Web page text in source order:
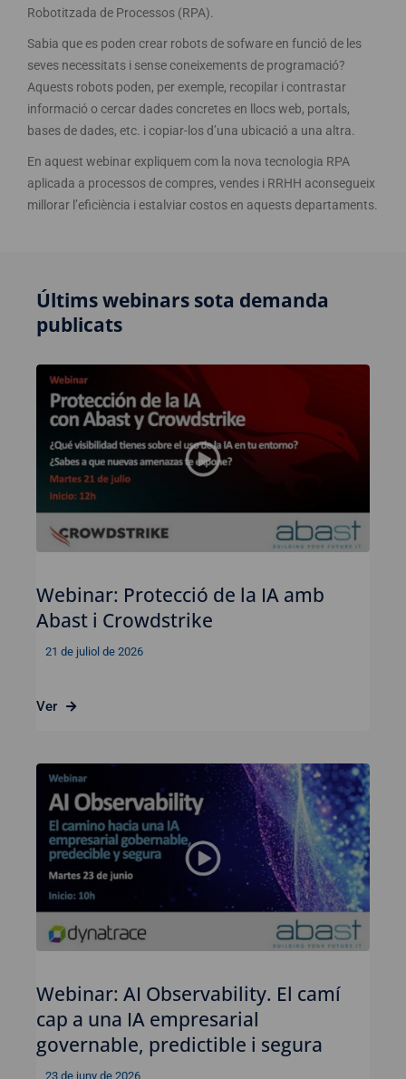
Robotitzada de Processos (RPA).
Sabia que es poden crear robots de sofware en funció de les
seves necessitats i sense coneixements de programació?
Aquests robots poden, per exemple, recopilar i contrastar
informació o cercar dades concretes en llocs web, portals,
bases de dades, etc. i copiar-los d’una ubicació a una altra.
En aquest webinar expliquem com la nova tecnologia RPA
aplicada a processos de compres, vendes i RRHH aconsegueix
millorar l’eficiència i estalviar costos en aquests departaments.
Últims webinars sota demanda
publicats
Webinar: Protecció de la IA amb
Abast i Crowdstrike
21 de juliol de 2026
Ver
Webinar: AI Observability. El camí
cap a una IA empresarial
governable, predictible i segura
23 de juny de 2026